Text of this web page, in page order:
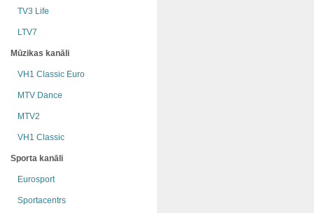
TV3 Life
LTV7
Mūzikas kanāli
VH1 Classic Euro
MTV Dance
MTV2
VH1 Classic
Sporta kanāli
Eurosport
Sportacentrs